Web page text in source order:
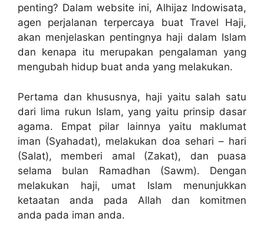
penting? Dalam website ini, Alhijaz Indowisata,
agen perjalanan terpercaya buat Travel Haji,
akan menjelaskan pentingnya haji dalam Islam
dan kenapa itu merupakan pengalaman yang
mengubah hidup buat anda yang melakukan.
Pertama dan khususnya, haji yaitu salah satu
dari lima rukun Islam, yang yaitu prinsip dasar
agama. Empat pilar lainnya yaitu maklumat
iman (Syahadat), melakukan doa sehari – hari
(Salat), memberi amal (Zakat), dan puasa
selama bulan Ramadhan (Sawm). Dengan
melakukan haji, umat Islam menunjukkan
ketaatan anda pada Allah dan komitmen
anda pada iman anda.